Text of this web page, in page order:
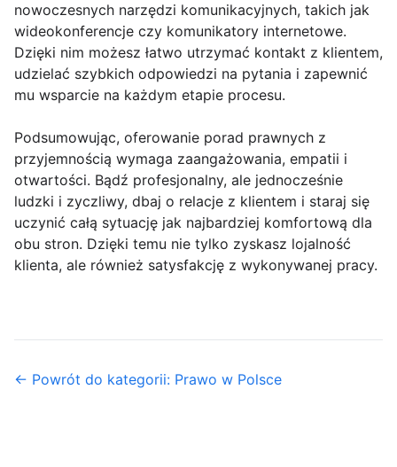
nowoczesnych narzędzi komunikacyjnych, takich jak
wideokonferencje czy komunikatory internetowe.
Dzięki nim możesz łatwo utrzymać kontakt z klientem,
udzielać szybkich odpowiedzi na pytania i zapewnić
mu wsparcie na każdym etapie procesu.
Podsumowując, oferowanie porad prawnych z
przyjemnością wymaga zaangażowania, empatii i
otwartości. Bądź profesjonalny, ale jednocześnie
ludzki i zyczliwy, dbaj o relacje z klientem i staraj się
uczynić całą sytuację jak najbardziej komfortową dla
obu stron. Dzięki temu nie tylko zyskasz lojalność
klienta, ale również satysfakcję z wykonywanej pracy.
← Powrót do kategorii: Prawo w Polsce